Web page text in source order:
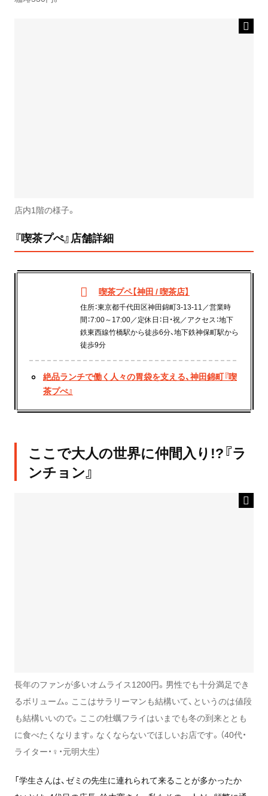
店内1階の様子。
『喫茶プぺ』店舗詳細
喫茶プペ【神田 / 喫茶店】
住所：東京都千代田区神田錦町3-13-11／営業時
間：7:00～17:00／定休日：日・祝／アクセス：地下
鉄東西線竹橋駅から徒歩6分、地下鉄神保町駅から
徒歩9分
絶品ランチで働く人々の胃袋を支える、神田錦町『喫
茶プぺ』
ここで大人の世界に仲間入り!?『ラ
ンチョン』
長年のファンが多いオムライス1200円。男性でも十分満足でき
るボリューム。ここはサラリーマンも結構いて、というのは値段
も結構いいので。ここの牡蠣フライはいまでも冬の到来ととも
に食べたくなります。なくならないでほしいお店です。（40代・
ライター・♀・元明大生）
「学生さんは、ゼミの先生に連れられて来ることが多かったか